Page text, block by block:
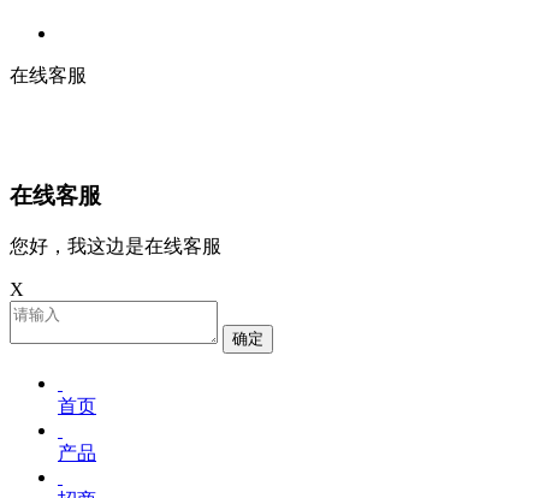
在线客服
在线客服
您好，我这边是在线客服
X
确定
首页
产品